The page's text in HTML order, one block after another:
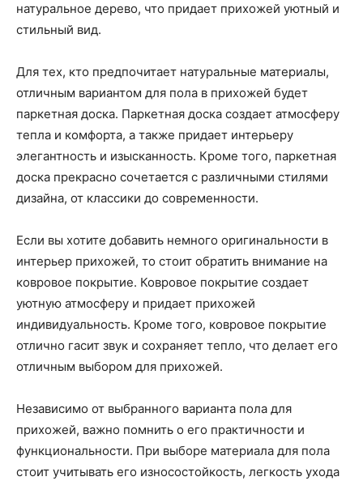
натуральное дерево, что придает прихожей уютный и
стильный вид.
Для тех, кто предпочитает натуральные материалы,
отличным вариантом для пола в прихожей будет
паркетная доска. Паркетная доска создает атмосферу
тепла и комфорта, а также придает интерьеру
элегантность и изысканность. Кроме того, паркетная
доска прекрасно сочетается с различными стилями
дизайна, от классики до современности.
Если вы хотите добавить немного оригинальности в
интерьер прихожей, то стоит обратить внимание на
ковровое покрытие. Ковровое покрытие создает
уютную атмосферу и придает прихожей
индивидуальность. Кроме того, ковровое покрытие
отлично гасит звук и сохраняет тепло, что делает его
отличным выбором для прихожей.
Независимо от выбранного варианта пола для
прихожей, важно помнить о его практичности и
функциональности. При выборе материала для пола
стоит учитывать его износостойкость, легкость ухода